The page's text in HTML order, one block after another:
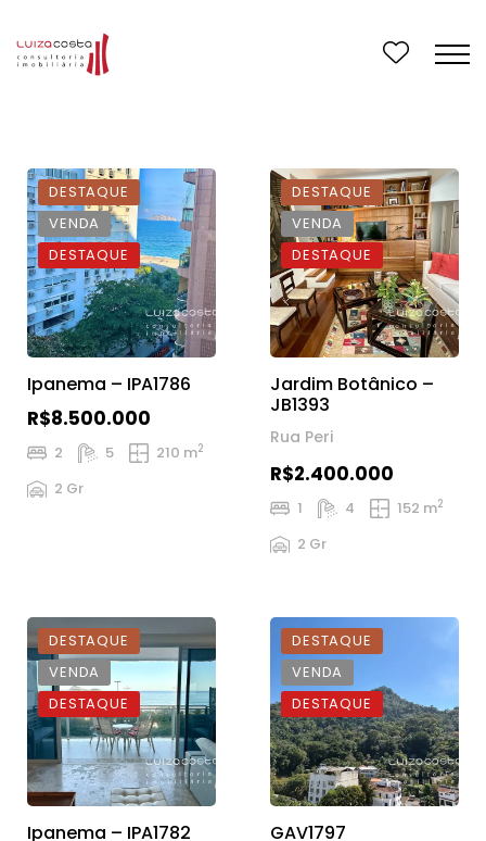
DESTAQUE
VENDA
DESTAQUE
Ipanema – IPA1786
R$8.500.000
2 5 210 m2
2 Gr
DESTAQUE
VENDA
DESTAQUE
Jardim Botânico –
JB1393
Rua Peri
R$2.400.000
1 4 152 m2
2 Gr
DESTAQUE
VENDA
DESTAQUE
Ipanema – IPA1782
DESTAQUE
VENDA
DESTAQUE
GAV1797